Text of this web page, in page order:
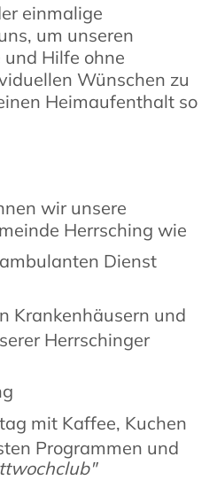
einmalige
um unseren
Hilfe ohne
Wünschen zu
Heimaufenthalt so
wir unsere
Herrsching wie
Dienst
Krankenhäusern und
Herrschinger
mit Kaffee, Kuchen
Programmen und